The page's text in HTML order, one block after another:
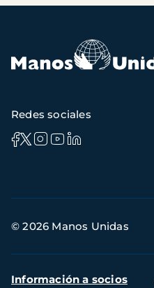
Redes sociales
de
© 2026 Manos Unidas
Menú
Información a socios